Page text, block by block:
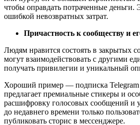
чтобы оправдать потраченные деньги.
ошибкой невозвратных затрат.
Причастность к сообществу и
Людям нравится состоять в закрытых
могут взаимодействовать с другими
получать привилегии и уникальный
Хороший пример — подписка Telegram
предлагает премиальные стикеры и
расшифровку голосовых сообщений и
до недавнего времени только
публиковать сторис в мессенджере.